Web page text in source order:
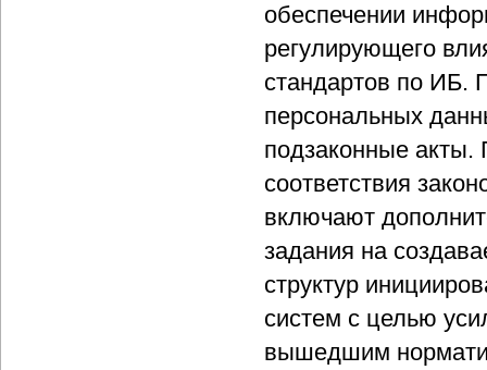
обеспечении
регулирующего
стандартов по ИБ.
персональных
подзаконные акты.
соответствия
включают
задания на
структур
систем с целью
вышедшим